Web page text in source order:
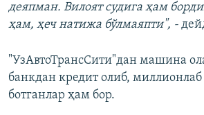
деяпман. Вилоят судига ҳам
ҳам, ҳеч натижа бўлмаяпти", -
"УзАвтоТрансСити"дан машина
банкдан кредит олиб, миллионлаб
ботганлар ҳам бор.